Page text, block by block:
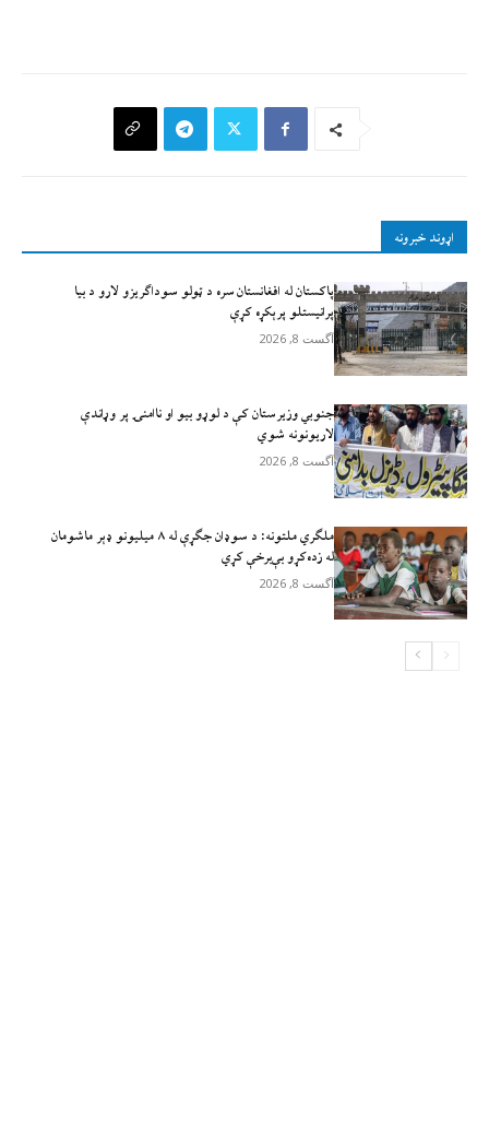
اړوند خبرونه
پاکستان له افغانستان سره د ټولو سوداګریزو لارو د بیا
پرانیستلو پرېکړه کړې
آگست 8, 2026
جنوبي وزیرستان کې د لوړو بیو او ناامنۍ پر وړاندې
لاريونونه شوي
آگست 8, 2026
ملګري ملتونه: د سوډان جګړې له ۸ میلیونو ډېر ماشومان
له زده‌کړو بې‌برخې کړي
آگست 8, 2026